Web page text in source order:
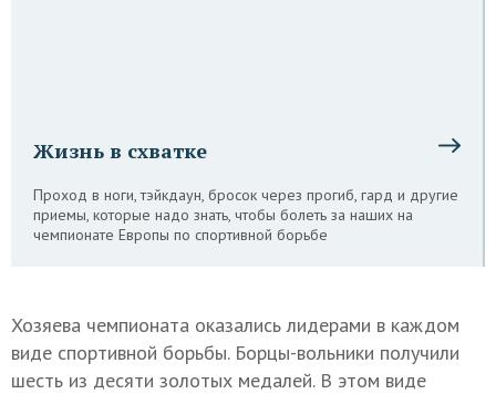
Жизнь в схватке
Проход в ноги, тэйкдаун, бросок через прогиб, гард и другие
приемы, которые надо знать, чтобы болеть за наших на
чемпионате Европы по спортивной борьбе
Хозяева чемпионата оказались лидерами в каждом
виде спортивной борьбы. Борцы-вольники получили
шесть из десяти золотых медалей. В этом виде